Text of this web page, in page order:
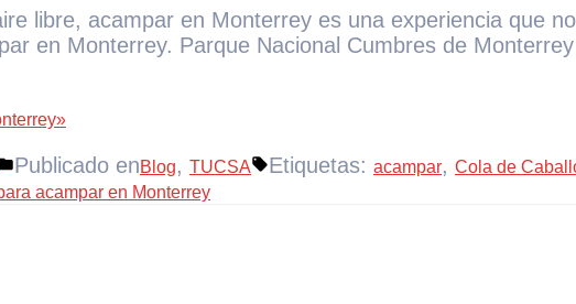
libre, acampar en Monterrey es una experiencia que
en Monterrey. Parque Nacional Cumbres de
Publicado enBlog, TUCSA Etiquetas: acampar, Cola de
acampar en Monterrey